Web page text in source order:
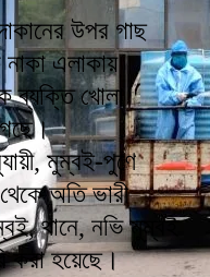
উপর গাছ
এলাকায়
ব্যক্তি খোলা
মুম্বই-পুণে
অতি ভারী
থানে, নভি মুম্বই
করা হয়েছে।